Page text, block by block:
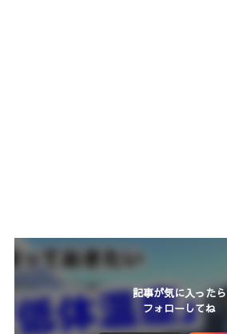
記事が気に入ったら
フォローしてね